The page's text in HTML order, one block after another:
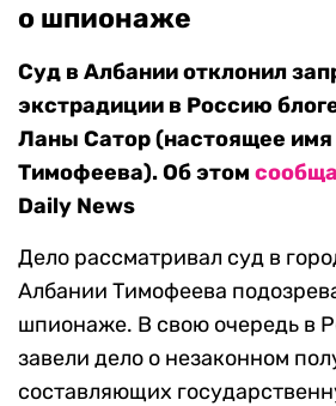
о шпионаже
Суд в Албании отклонил
экстрадиции в Россию
Ланы Сатор (настоящее
Тимофеева). Об этом
Daily News
Дело рассматривал суд в
Албании Тимофеева
шпионаже. В свою очередь в
завели дело о незаконном
составляющих